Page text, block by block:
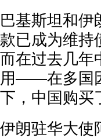
巴基斯坦和伊
款已成为维持
而在过去几年
用——在多国
下，中国购买
伊朗驻华大使